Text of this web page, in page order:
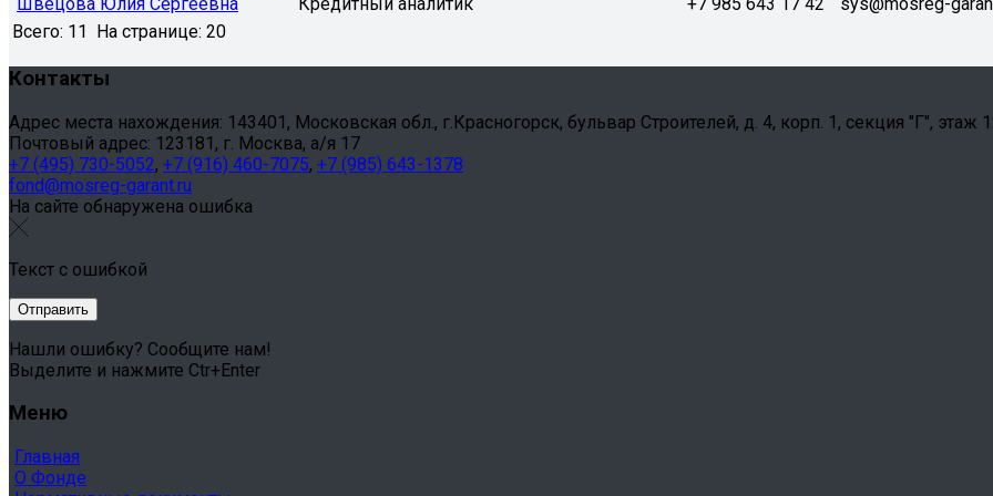
Всего: 11 На странице: 20
Контакты
Адрес места нахождения: 143401, Московская обл., г.Красногорск, бульвар Строителей, д. 4, корп. 1, секция "Г", этаж
Почтовый адрес: 123181, г. Москва, а/я 17
+7 (495) 730-5052, +7 (916) 460-7075, +7 (985) 643-1378
fond@mosreg-garant.ru
На сайте обнаружена ошибка
Текст с ошибкой
Нашли ошибку? Сообщите нам!
Выделите и нажмите Ctr+Enter
Меню
Главная
О Фонде